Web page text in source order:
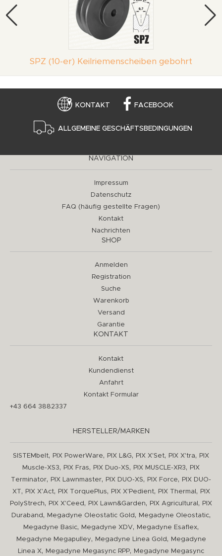
SPZ (10-er) Keilriemenscheiben gebohrt
KONTAKT FACEBOOK
ALLGEMEINE GESCHÄFTSBEDINGUNGEN
NAVIGATION
Impressum
Datenschutz
FAQ (häufig gestellte Fragen)
Kontakt
Nachrichten
SHOP
Anmelden
Registration
Suche
Warenkorb
Versand
Garantie
KONTAKT
Kontakt
Kundendienst
Anfahrt
Kontakt Formular
+43 664 3882337
HERSTELLER/MARKEN
SISTEMbelt, PIX PowerWare, PIX L&G, PIX X'Set, PIX X'tra,
PIX
Muscle-XS3, PIX Fras, PIX Duo-XS, PIX MUSCLE-XR3,
PIX
Terminator, PIX Lawnmaster, PIX DUO-XS, PIX Force,
PIX DUO-
XT, PIX X'Act, PIX TorquePlus, PIX X'Pedient, PIX Thermal ,
PIX
PolyStrech, PIX X'Ceed , PIX Lawn&Garden, PIX Agricultural ,
PIX
Duraband , Megadyne Oleostatic Gold , Megadyne Oleostatic,
Megadyne Basic, Megadyne XDV, Megadyne Esaflex,
Megadyne Megapulley, Megadyne Linea Gold ,
Megadyne
Linea X, Megadyne Megasync RPP, Megadyne Megasync